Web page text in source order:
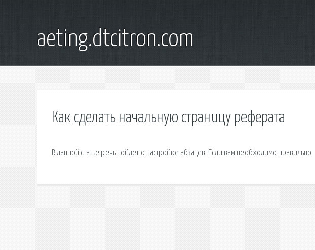
aeting.dtcitron.com
Как сделать начальную страницу реферата
В данной статье речь пойдет о настройке абзацев. Если вам необходимо правильно.